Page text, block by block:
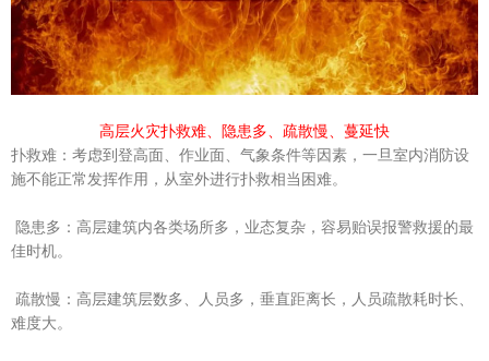
高层火灾扑救难、隐患多、疏散慢、蔓延快
扑救难：考虑到登高面、作业面、气象条件等因素，一旦室内消防设
施不能正常发挥作用，从室外进行扑救相当困难。
隐患多：高层建筑内各类场所多，业态复杂，容易贻误报警救援的最
佳时机。
疏散慢：高层建筑层数多、人员多，垂直距离长，人员疏散耗时长、
难度大。